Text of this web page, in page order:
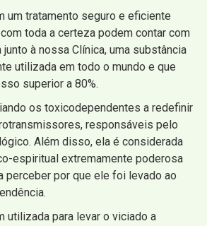
um tratamento seguro e eficiente
toda a certeza podem contar com
à nossa Clínica, uma substância
utilizada em todo o mundo e que
superior a 80%.
os toxicodependentes a redefinir
responsáveis pelo
Além disso, ela é considerada
espiritual extremamente poderosa
perceber por que ele foi levado ao
utilizada para levar o viciado a